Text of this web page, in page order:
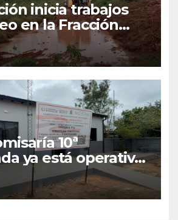
inicia trabajos
en la Fracción
10ª
ya está operativa
de agentes